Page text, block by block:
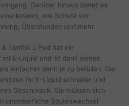
Darüber hinaus bietet es
wie Schutz vor
Überstunden und mehr.
Ironfist L Pod hat ein
E-Liquid und ist dank seines
einfacher denn je zu befüllen. Die
Ihr E-Liquid schneller und
Geschmack. Sie müssen sich
unordentliche Spulenwechsel